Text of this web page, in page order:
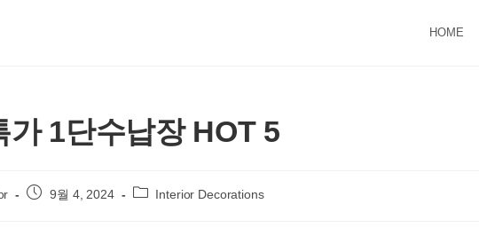
HOME
가 1단수납장 HOT 5
Post9월 4, 2024
PostInterior Decorations